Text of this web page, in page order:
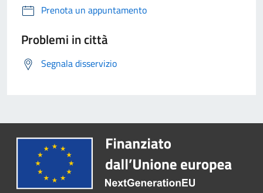
Prenota un appuntamento
Problemi in città
Segnala disservizio